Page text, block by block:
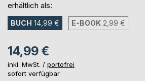
erhältlich als:
BUCH 14,99 € E-BOOK 2,99 €
14,99 €
inkl. MwSt. / portofrei
sofort verfügbar